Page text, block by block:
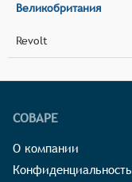
Великобритания
Revolt
СОВАРЕ
О компании
Конфиденциальность